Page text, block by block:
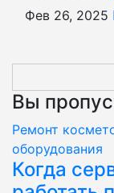
Фев 26, 2025
Вы
Ремонт
оборудования
Когда